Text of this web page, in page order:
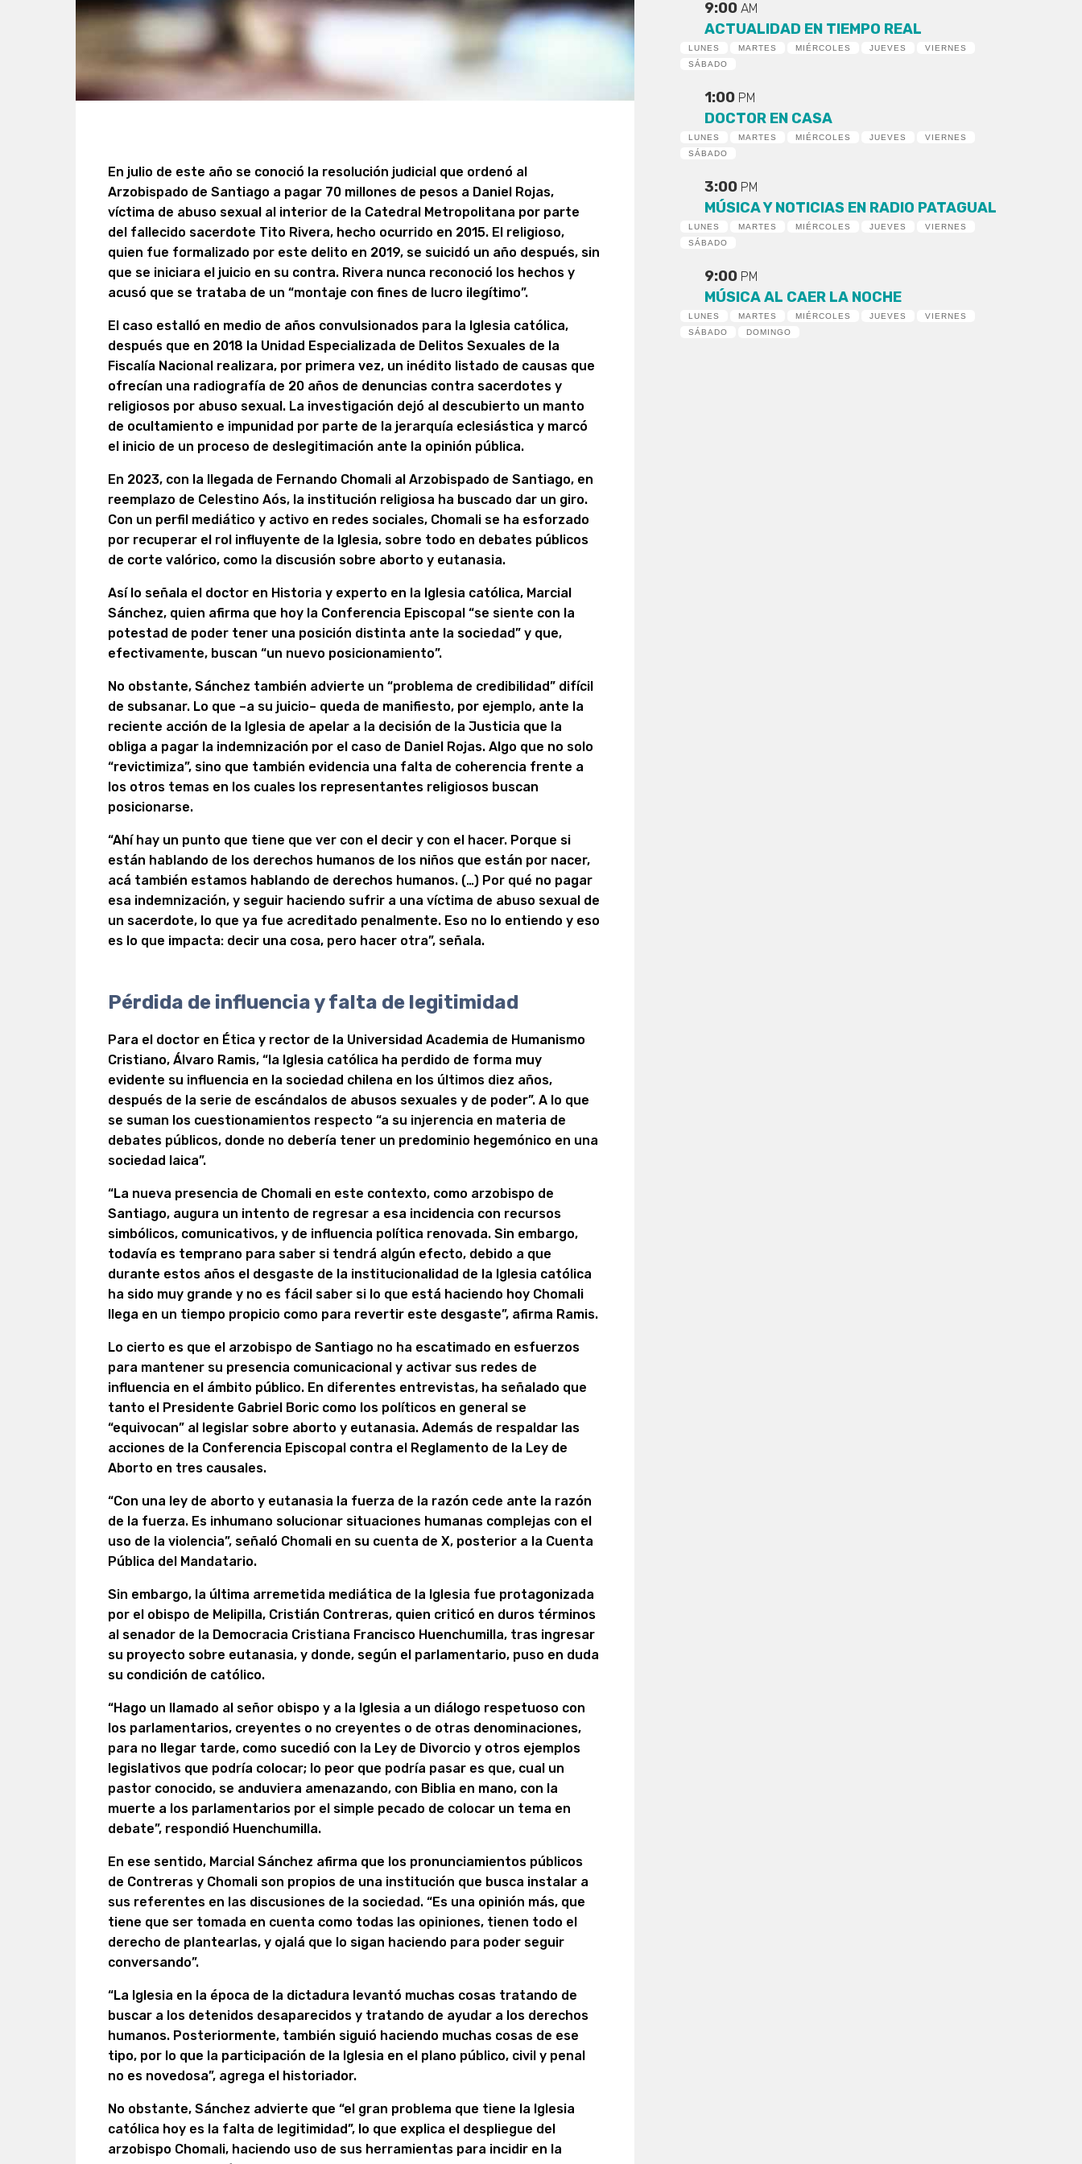
En julio de este año se conoció la resolución judicial que ordenó al
Arzobispado de Santiago a pagar 70 millones de pesos a Daniel Rojas,
víctima de abuso sexual al interior de la Catedral Metropolitana por parte
del fallecido sacerdote Tito Rivera, hecho ocurrido en 2015. El religioso,
quien fue formalizado por este delito en 2019, se suicidó un año después, sin
que se iniciara el juicio en su contra. Rivera nunca reconoció los hechos y
acusó que se trataba de un “montaje con fines de lucro ilegítimo”.
El caso estalló en medio de años convulsionados para la Iglesia católica,
después que en 2018 la Unidad Especializada de Delitos Sexuales de la
Fiscalía Nacional realizara, por primera vez, un inédito listado de causas que
ofrecían una radiografía de 20 años de denuncias contra sacerdotes y
religiosos por abuso sexual. La investigación dejó al descubierto un manto
de ocultamiento e impunidad por parte de la jerarquía eclesiástica y marcó
el inicio de un proceso de deslegitimación ante la opinión pública.
En 2023, con la llegada de Fernando Chomali al Arzobispado de Santiago, en
reemplazo de Celestino Aós, la institución religiosa ha buscado dar un giro.
Con un perfil mediático y activo en redes sociales, Chomali se ha esforzado
por recuperar el rol influyente de la Iglesia, sobre todo en debates públicos
de corte valórico, como la discusión sobre aborto y eutanasia.
Así lo señala el doctor en Historia y experto en la Iglesia católica, Marcial
Sánchez, quien afirma que hoy la Conferencia Episcopal “se siente con la
potestad de poder tener una posición distinta ante la sociedad” y que,
efectivamente, buscan “un nuevo posicionamiento”.
No obstante, Sánchez también advierte un “problema de credibilidad” difícil
de subsanar. Lo que –a su juicio– queda de manifiesto, por ejemplo, ante la
reciente acción de la Iglesia de apelar a la decisión de la Justicia que la
obliga a pagar la indemnización por el caso de Daniel Rojas. Algo que no solo
“revictimiza”, sino que también evidencia una falta de coherencia frente a
los otros temas en los cuales los representantes religiosos buscan
posicionarse.
“Ahí hay un punto que tiene que ver con el decir y con el hacer. Porque si
están hablando de los derechos humanos de los niños que están por nacer,
acá también estamos hablando de derechos humanos. (…) Por qué no pagar
esa indemnización, y seguir haciendo sufrir a una víctima de abuso sexual de
un sacerdote, lo que ya fue acreditado penalmente. Eso no lo entiendo y eso
es lo que impacta: decir una cosa, pero hacer otra”, señala.
Pérdida de influencia y falta de legitimidad
Para el doctor en Ética y rector de la Universidad Academia de Humanismo
Cristiano, Álvaro Ramis, “la Iglesia católica ha perdido de forma muy
evidente su influencia en la sociedad chilena en los últimos diez años,
después de la serie de escándalos de abusos sexuales y de poder”. A lo que
se suman los cuestionamientos respecto “a su injerencia en materia de
debates públicos, donde no debería tener un predominio hegemónico en una
sociedad laica”.
“La nueva presencia de Chomali en este contexto, como arzobispo de
Santiago, augura un intento de regresar a esa incidencia con recursos
simbólicos, comunicativos, y de influencia política renovada. Sin embargo,
todavía es temprano para saber si tendrá algún efecto, debido a que
durante estos años el desgaste de la institucionalidad de la Iglesia católica
ha sido muy grande y no es fácil saber si lo que está haciendo hoy Chomali
llega en un tiempo propicio como para revertir este desgaste”, afirma Ramis.
Lo cierto es que el arzobispo de Santiago no ha escatimado en esfuerzos
para mantener su presencia comunicacional y activar sus redes de
influencia en el ámbito público. En diferentes entrevistas, ha señalado que
tanto el Presidente Gabriel Boric como los políticos en general se
“equivocan” al legislar sobre aborto y eutanasia. Además de respaldar las
acciones de la Conferencia Episcopal contra el Reglamento de la Ley de
Aborto en tres causales.
“Con una ley de aborto y eutanasia la fuerza de la razón cede ante la razón
de la fuerza. Es inhumano solucionar situaciones humanas complejas con el
uso de la violencia”, señaló Chomali en su cuenta de X, posterior a la Cuenta
Pública del Mandatario.
Sin embargo, la última arremetida mediática de la Iglesia fue protagonizada
por el obispo de Melipilla, Cristián Contreras, quien criticó en duros términos
al senador de la Democracia Cristiana Francisco Huenchumilla, tras ingresar
su proyecto sobre eutanasia, y donde, según el parlamentario, puso en duda
su condición de católico.
“Hago un llamado al señor obispo y a la Iglesia a un diálogo respetuoso con
los parlamentarios, creyentes o no creyentes o de otras denominaciones,
para no llegar tarde, como sucedió con la Ley de Divorcio y otros ejemplos
legislativos que podría colocar; lo peor que podría pasar es que, cual un
pastor conocido, se anduviera amenazando, con Biblia en mano, con la
muerte a los parlamentarios por el simple pecado de colocar un tema en
debate”, respondió Huenchumilla.
En ese sentido, Marcial Sánchez afirma que los pronunciamientos públicos
de Contreras y Chomali son propios de una institución que busca instalar a
sus referentes en las discusiones de la sociedad. “Es una opinión más, que
tiene que ser tomada en cuenta como todas las opiniones, tienen todo el
derecho de plantearlas, y ojalá que lo sigan haciendo para poder seguir
conversando”.
“La Iglesia en la época de la dictadura levantó muchas cosas tratando de
buscar a los detenidos desaparecidos y tratando de ayudar a los derechos
humanos. Posteriormente, también siguió haciendo muchas cosas de ese
tipo, por lo que la participación de la Iglesia en el plano público, civil y penal
no es novedosa”, agrega el historiador.
No obstante, Sánchez advierte que “el gran problema que tiene la Iglesia
católica hoy es la falta de legitimidad”, lo que explica el despliegue del
arzobispo Chomali, haciendo uso de sus herramientas para incidir en la
9:00AM
ACTUALIDAD EN TIEMPO REAL
LUNES MARTES MIÉRCOLES JUEVES
VIERNES
SÁBADO
1:00 PM
DOCTOR EN CASA
LUNES MARTES MIÉRCOLES JUEVES
VIERNES
SÁBADO
3:00 PM
MÚSICA Y NOTICIAS EN RADIO PATAGUAL
LUNES MARTES MIÉRCOLES JUEVES
VIERNES
SÁBADO
9:00 PM
MÚSICA AL CAER LA NOCHE
LUNES MARTES MIÉRCOLES JUEVES
VIERNES
SÁBADO
DOMINGO